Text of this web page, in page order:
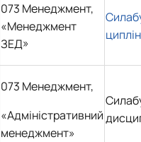
073 Менеджмент,
«Менеджмент
ЗЕД»
073 Менеджмент,
«Адміністративний
менеджмент»